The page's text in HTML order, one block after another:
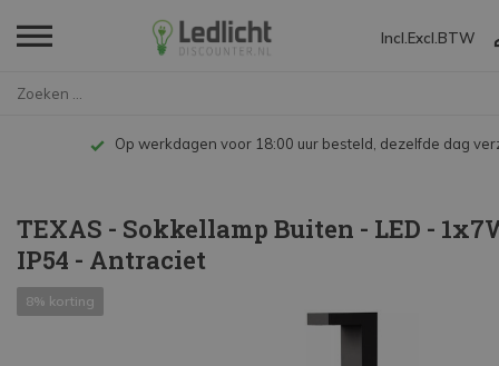
Incl. Excl. BTW
Op werkdagen voor 18:00 uur besteld, dezelfde dag
TEXAS - Sokkellamp Buiten - LED -
IP54 - Antraciet
8% korting